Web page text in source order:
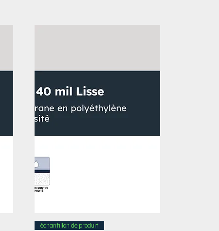
échantillon de produit